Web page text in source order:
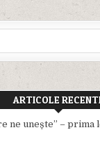
ARTICOLE
ne unește” – prima